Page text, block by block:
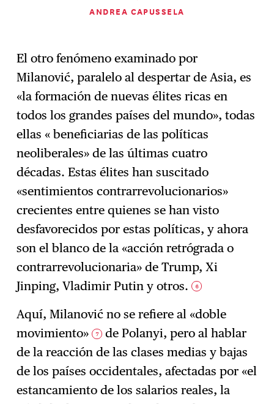
ANDREA CAPUSSELA
El otro fenómeno examinado por
Milanović, paralelo al despertar de Asia, es
«la formación de nuevas élites ricas en
todos los grandes países del mundo», todas
ellas « beneficiarias de las políticas
neoliberales» de las últimas cuatro
décadas. Estas élites han suscitado
«sentimientos contrarrevolucionarios»
crecientes entre quienes se han visto
desfavorecidos por estas políticas, y ahora
son el blanco de la «acción retrógrada o
contrarrevolucionaria» de Trump, Xi
Jinping, Vladimir Putin y otros. 6
Aquí, Milanović no se refiere al «doble
movimiento» 7
de Polanyi, pero al hablar
de la reacción de las clases medias y bajas
de los países occidentales, afectadas por «el
estancamiento de los salarios reales, la